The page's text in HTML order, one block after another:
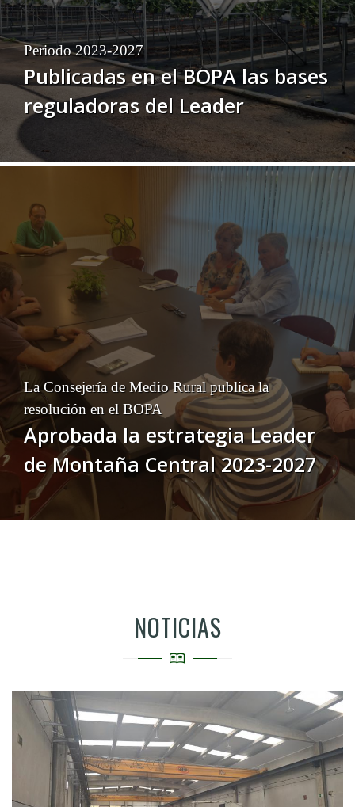
Periodo 2023-2027
Publicadas en el BOPA las bases
reguladoras del Leader
La Consejería de Medio Rural publica la
resolución en el BOPA
Aprobada la estrategia Leader
de Montaña Central 2023-2027
NOTICIAS